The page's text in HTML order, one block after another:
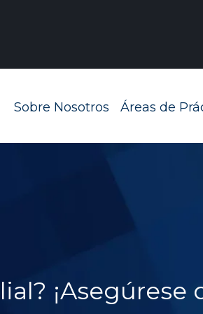
Sobre Nosotros Áreas de
¡Asegúrese